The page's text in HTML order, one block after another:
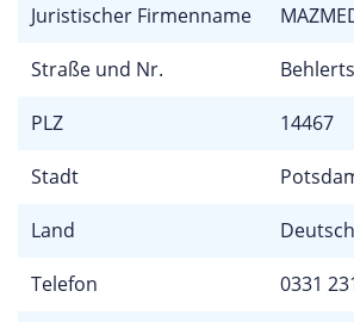
Juristischer Firmenname
Straße und Nr.
PLZ 14467
Stadt
Land
Telefon 0331